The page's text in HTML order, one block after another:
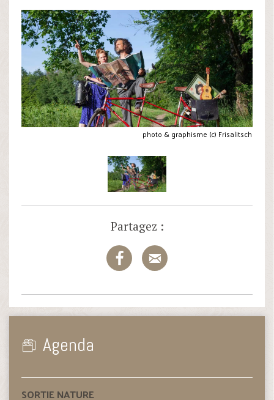
photo & graphisme (c) Frisalitsch
Partagez :
Agenda
SORTIE NATURE